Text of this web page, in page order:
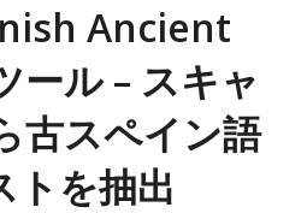
Ancient
ール – スキャ
古スペイン語
トを抽出